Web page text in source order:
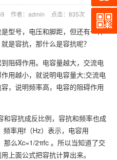
作者：admin 点击： 835次
型号，电压和脚距，但还有一样
是容抗，那什么是容抗呢？
阻碍作用。电容量越大，交流电
用越小，就说明电容量大;交流电
，说明频率高，电容的阻碍作用
和容抗成反比例，容抗和频率也成
频率用f（Hz）表示，电容用
那么Xc=1/2πfc 。所以当知道了交
上面公式把容抗计算出来。